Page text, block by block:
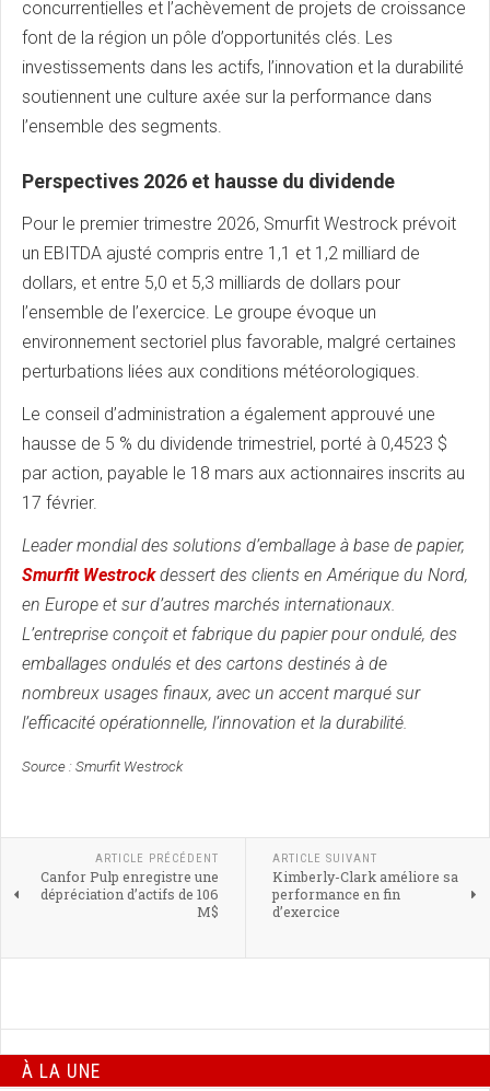
concurrentielles et l’achèvement de projets de croissance
font de la région un pôle d’opportunités clés. Les
investissements dans les actifs, l’innovation et la durabilité
soutiennent une culture axée sur la performance dans
l’ensemble des segments.
Perspectives 2026 et hausse du dividende
Pour le premier trimestre 2026, Smurfit Westrock prévoit
un EBITDA ajusté compris entre 1,1 et 1,2 milliard de
dollars, et entre 5,0 et 5,3 milliards de dollars pour
l’ensemble de l’exercice. Le groupe évoque un
environnement sectoriel plus favorable, malgré certaines
perturbations liées aux conditions météorologiques.
Le conseil d’administration a également approuvé une
hausse de 5 % du dividende trimestriel, porté à 0,4523 $
par action, payable le 18 mars aux actionnaires inscrits au
17 février.
Leader mondial des solutions d’emballage à base de papier,
Smurfit Westrockdessert des clients en Amérique du Nord,
en Europe et sur d’autres marchés internationaux.
L’entreprise conçoit et fabrique du papier pour ondulé, des
emballages ondulés et des cartons destinés à de
nombreux usages finaux, avec un accent marqué sur
l’efficacité opérationnelle, l’innovation et la durabilité.
Source : Smurfit Westrock
ARTICLE PRÉCÉDENT
Canfor Pulp enregistre une
dépréciation d’actifs de 106
M$
ARTICLE SUIVANT
Kimberly-Clark améliore sa
performance en fin
d’exercice
À LA UNE